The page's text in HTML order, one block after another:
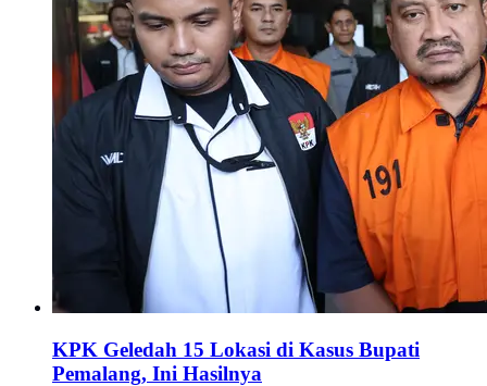
KPK Geledah 15 Lokasi di Kasus Bupati
Pemalang, Ini Hasilnya